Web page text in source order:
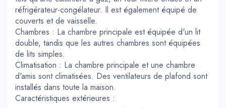
réfrigérateur-congélateur. Il est également équipé de
couverts et de vaisselle.
Chambres : La chambre principale est équipée d'un lit
double, tandis que les autres chambres sont équipées
de lits simples.
Climatisation : La chambre principale et une chambre
d'amis sont climatisées. Des ventilateurs de plafond sont
installés dans toute la maison.
Caractéristiques extérieures :